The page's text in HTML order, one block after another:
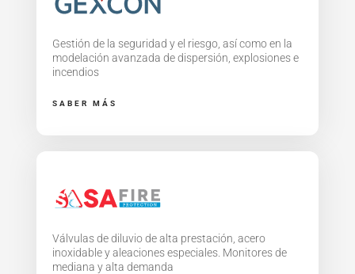
Gestión de la seguridad y el riesgo, así como en la
modelación avanzada de dispersión, explosiones e
incendios
SABER MÁS
Válvulas de diluvio de alta prestación, acero
inoxidable y aleaciones especiales. Monitores de
mediana y alta demanda